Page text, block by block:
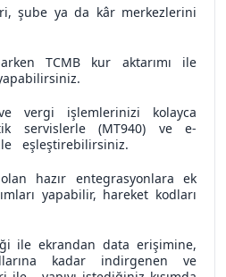
şube ya da kâr merkezlerini
TCMB kur aktarımı ile
vergi işlemlerinizi kolayca
servislerle (MT940) ve e-
eşleştirebilirsiniz.
hazır entegrasyonlara ek
yapabilir, hareket kodları
ile ekrandan data erişimine,
kadar indirgenen ve